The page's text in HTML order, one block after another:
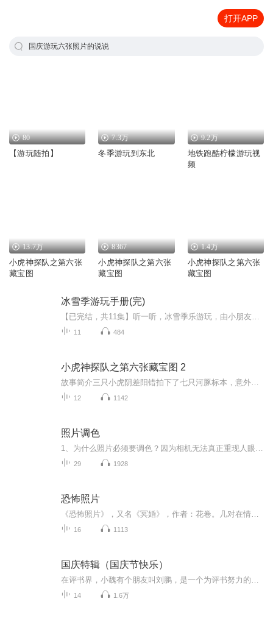
打开APP
国庆游玩六张照片的说说
80
【游玩随拍】
7.3万
冬季游玩到东北
9.2万
地铁跑酷柠檬游玩视
频
13.7万
小虎神探队之第六张
藏宝图
8367
小虎神探队之第六张
藏宝图
1.4万
小虎神探队之第六张
藏宝图
冰雪季游玩手册(完)
11 484
小虎神探队之第六张藏宝图 2
12 1142
照片调色
29 1928
恐怖照片
16 1113
国庆特辑（国庆节快乐）
14 1.6万